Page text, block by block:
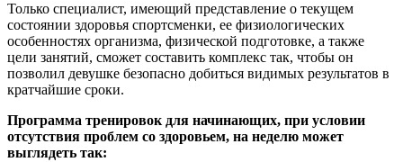
Только специалист, имеющий представление о текущем
состоянии здоровья спортсменки, ее физиологических
особенностях организма, физической подготовке, а также
цели занятий, сможет составить комплекс так, чтобы он
позволил девушке безопасно добиться видимых результатов в
кратчайшие сроки.
Программа тренировок для начинающих, при условии
отсутствия проблем со здоровьем, на неделю может
выглядеть так: